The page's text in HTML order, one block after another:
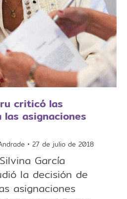
criticó las
asignaciones
27 de julio de 2018
García
la decisión de
asignaciones